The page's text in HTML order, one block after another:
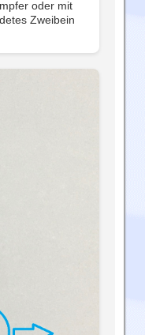
oder mit
Zweibein